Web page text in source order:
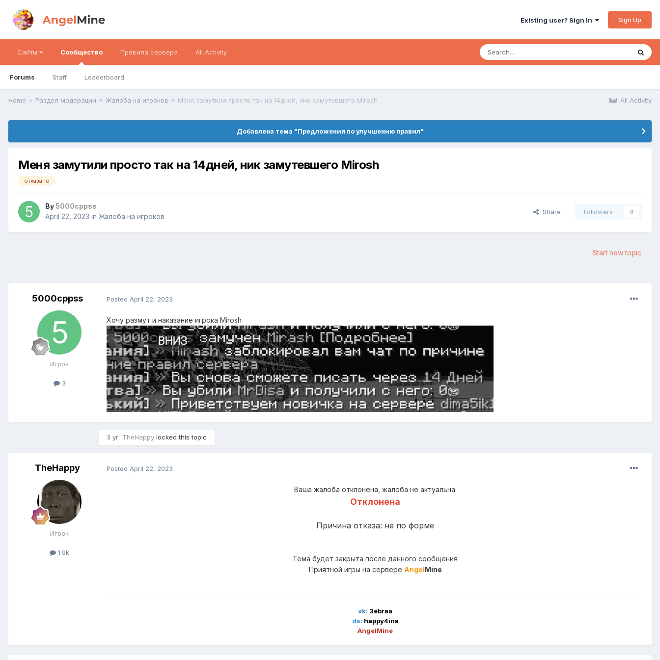
Existing user? Sign In Sign Up
Сайты Сообщество
Forums Staff Leaderboard
Правила сервера All Activity
All Activity
Home Раздел модерации Жалоба на игроков Меня замутили просто так на 14дней, ник замутевшего Mirosh
Добавлена тема "Предложения по улучшению правил"
Меня замутили просто так на 14дней, ник замутевшего Mirosh
отказано
By5000cppss
April 22, 2023 in Жалоба на игроков
Share Followers 0
Start new topic
5000cppss
Игрок
3
Posted April 22, 2023
Хочу размут и наказание игрока Mirosh
3 yr TheHappy locked this topic
TheHappy
Игрок
1.9k
Posted April 22, 2023
Ваша жалоба отклонена, жалоба не актуальна.
Отклонена
Причина отказа: не по форме
Тема будет закрыта после данного сообщения
Приятной игры на сервере AngelMine
vk: 3ebraa
ds: happy4ina
AngelMine